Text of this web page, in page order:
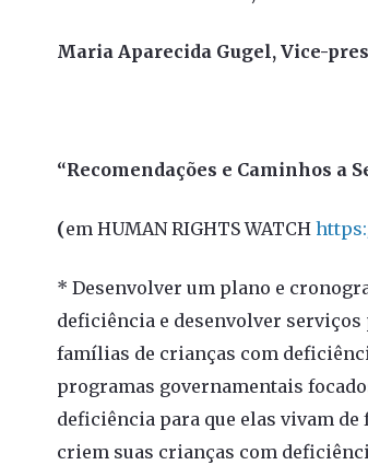
Maria Aparecida Gugel, Vice-
“Recomendações e Caminhos a
(em HUMAN RIGHTS WATCH
* Desenvolver um plano e
deficiência e desenvolver
famílias de crianças com
programas governamentais
deficiência para que elas vivam
criem suas crianças com